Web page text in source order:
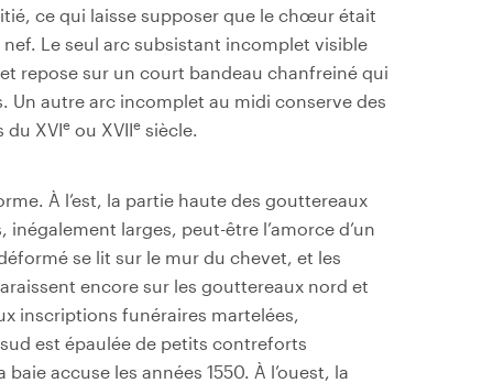
ce qui laisse supposer que le chœur était
nef. Le seul arc subsistant incomplet visible
repose sur un court bandeau chanfreiné qui
Un autre arc incomplet au midi conserve des
du XVIe ou XVIIe siècle.
À l’est, la partie haute des gouttereaux
larges, peut-être l’amorce d’un
se lit sur le mur du chevet, et les
encore sur les gouttereaux nord et
inscriptions funéraires martelées,
est épaulée de petits contreforts
accuse les années 1550. À l’ouest, la